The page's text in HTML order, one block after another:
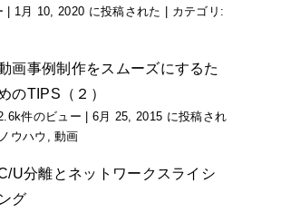
1月 10, 2020 に投稿された
カテゴリ:
画事例制作をスムーズにするた
のTIPS（２）
件のビュー
6月 25, 2015 に投稿され
ノウハウ ,動画
U分離とネットワークスライシ
ング